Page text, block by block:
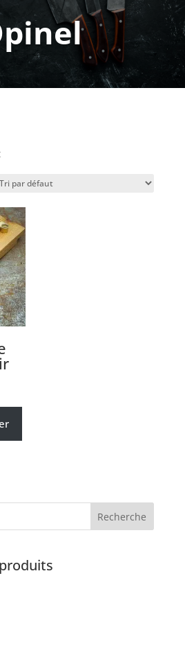
Recherche